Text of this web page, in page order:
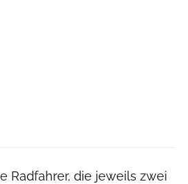
Radfahrer, die jeweils zwei